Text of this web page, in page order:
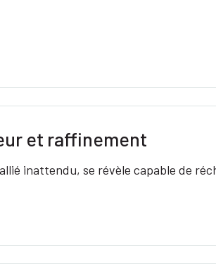
et raffinement
inattendu, se révèle capable de